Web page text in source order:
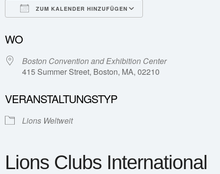
ZUM KALENDER HINZUFÜGEN
WO
Boston Convention and Exhibition Center
415 Summer Street, Boston, MA, 02210
VERANSTALTUNGSTYP
Lions Weltweit
Lions Clubs International